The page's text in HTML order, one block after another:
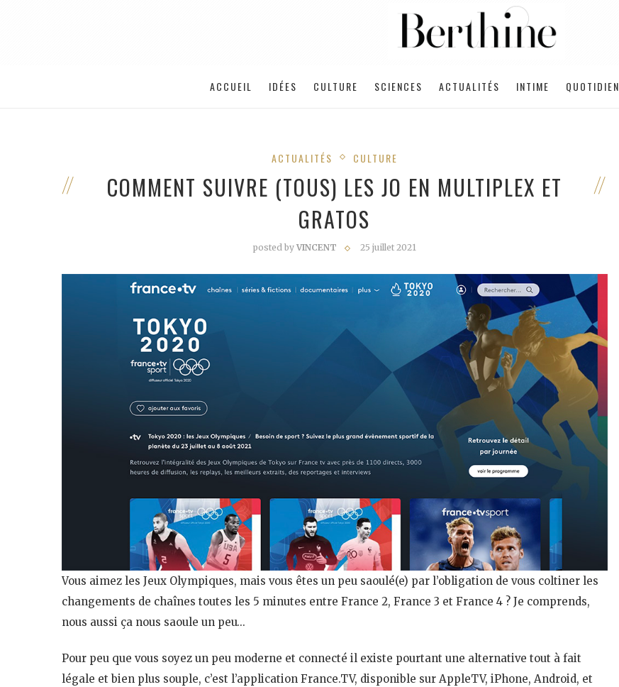
ACCUEIL IDÉES CULTURE SCIENCES ACTUALITÉS INTIME QUOTIDIEN
ACTUALITÉS CULTURE
COMMENT SUIVRE (TOUS) LES JO EN MULTIPLEX ET
GRATOS
posted by VINCENT 25 juillet 2021
Vous aimez les Jeux Olympiques, mais vous êtes un peu saoulé(e) par l’obligation de vous coltiner les
changements de chaînes toutes les 5 minutes entre France 2, France 3 et France 4 ? Je comprends,
nous aussi ça nous saoule un peu…
Pour peu que vous soyez un peu moderne et connecté il existe pourtant une alternative tout à fait
légale et bien plus souple, c’est l’application France.TV, disponible sur AppleTV, iPhone, Android, et